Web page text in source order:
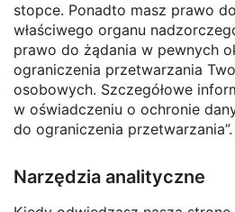
stopce. Ponadto masz prawo
właściwego organu
prawo do żądania w pewnych
ograniczenia przetwarzania
osobowych. Szczegółowe
w oświadczeniu o ochronie
do ograniczenia przetwarzania”.
Narzędzia analityczne